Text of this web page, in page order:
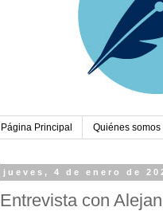
Página Principal Quiénes somos
jueves, 4 de enero de
Entrevista con